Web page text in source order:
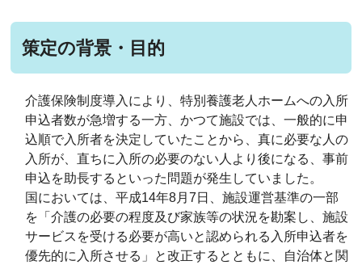
策定の背景・目的
介護保険制度導入により、特別養護老人ホームへの入所
申込者数が急増する一方、かつて施設では、一般的に申
込順で入所者を決定していたことから、真に必要な人の
入所が、直ちに入所の必要のない人より後になる、事前
申込を助長するといった問題が発生していました。
国においては、平成14年8月7日、施設運営基準の一部
を「介護の必要の程度及び家族等の状況を勘案し、施設
サービスを受ける必要が高いと認められる入所申込者を
優先的に入所させる」と改正するとともに、自治体と関